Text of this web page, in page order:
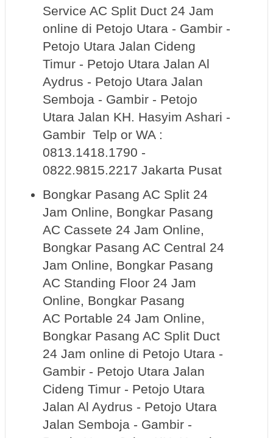
Service AC Split Duct 24 Jam
online di Petojo Utara - Gambir -
Petojo Utara Jalan Cideng
Timur - Petojo Utara Jalan Al
Aydrus - Petojo Utara Jalan
Semboja - Gambir - Petojo
Utara Jalan KH. Hasyim Ashari -
Gambir Telp or WA :
0813.1418.1790 -
0822.9815.2217 Jakarta Pusat
Bongkar Pasang AC Split 24
Jam Online, Bongkar Pasang
AC Cassete 24 Jam Online,
Bongkar Pasang AC Central 24
Jam Online, Bongkar Pasang
AC Standing Floor 24 Jam
Online, Bongkar Pasang
AC Portable 24 Jam Online,
Bongkar Pasang AC Split Duct
24 Jam online di Petojo Utara -
Gambir - Petojo Utara Jalan
Cideng Timur - Petojo Utara
Jalan Al Aydrus - Petojo Utara
Jalan Semboja - Gambir -